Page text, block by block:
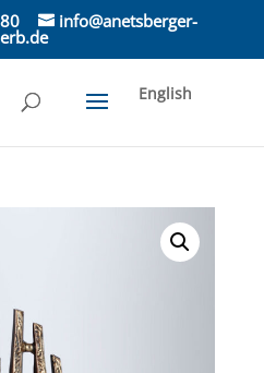
info@anetsberger-
English